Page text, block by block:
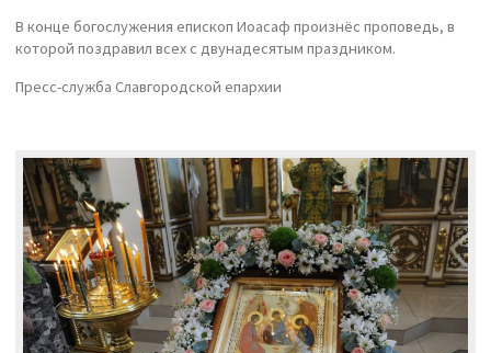
В конце богослужения епископ Иоасаф произнёс проповедь, в
которой поздравил всех с двунадесятым праздником.
Пресс-служба Славгородской епархии